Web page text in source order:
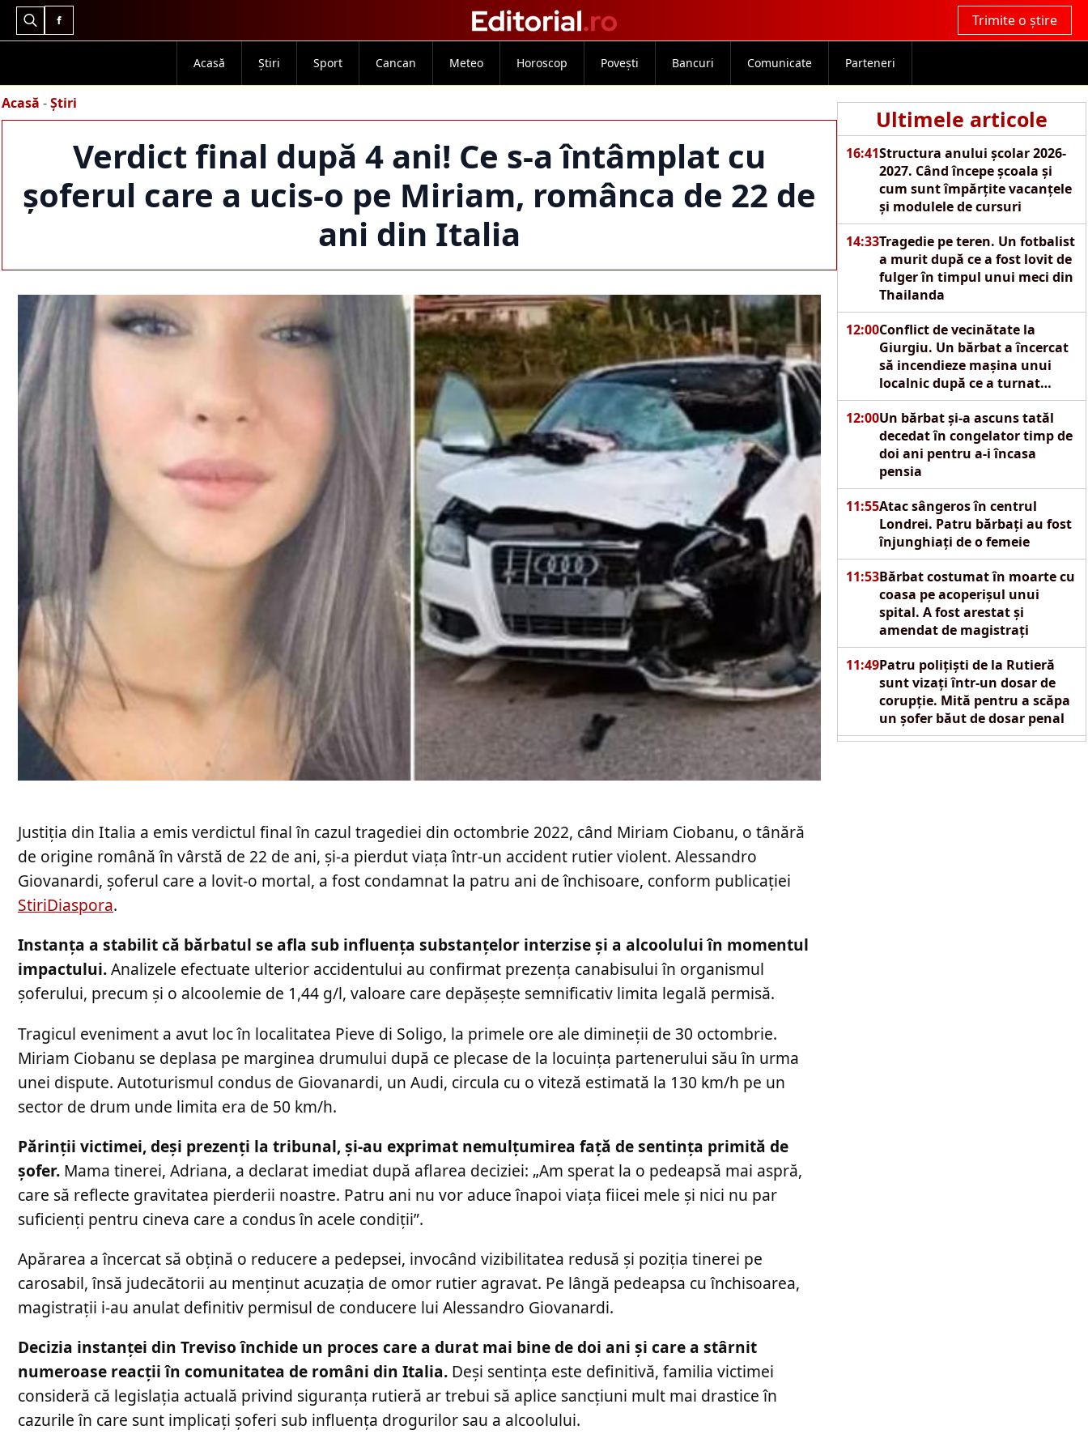
Search
Trimite o știre
Acasă Știri Sport Cancan Meteo Horoscop Povești Bancuri Comunicate Parteneri
Acasă -Știri
Verdict final după 4 ani! Ce s-a întâmplat cu
șoferul care a ucis-o pe Miriam, românca de 22 de
ani din Italia
Ultimele articole
16:41Structura anului școlar 2026-
2027. Când începe școala și
cum sunt împărțite vacanțele
și modulele de cursuri
14:33Tragedie pe teren. Un fotbalist
a murit după ce a fost lovit de
fulger în timpul unui meci din
Thailanda
12:00Conflict de vecinătate la
Giurgiu. Un bărbat a încercat
să incendieze mașina unui
localnic după ce a turnat
motorină pe autoturism
12:00Un bărbat și-a ascuns tatăl
decedat în congelator timp de
doi ani pentru a-i încasa
pensia
11:55Atac sângeros în centrul
Londrei. Patru bărbați au fost
înjunghiați de o femeie
11:53Bărbat costumat în moarte cu
coasa pe acoperișul unui
spital. A fost arestat și
amendat de magistrați
11:49Patru polițiști de la Rutieră
sunt vizați într-un dosar de
corupție. Mită pentru a scăpa
un șofer băut de dosar penal
Justiția din Italia a emis verdictul final în cazul tragediei din octombrie 2022, când Miriam Ciobanu, o tânără
de origine română în vârstă de 22 de ani, și-a pierdut viața într-un accident rutier violent. Alessandro
Giovanardi, șoferul care a lovit-o mortal, a fost condamnat la patru ani de închisoare, conform publicației
StiriDiaspora.
Instanța a stabilit că bărbatul se afla sub influența substanțelor interzise și a alcoolului în momentul
impactului.Analizele efectuate ulterior accidentului au confirmat prezența canabisului în organismul
șoferului, precum și o alcoolemie de 1,44 g/l, valoare care depășește semnificativ limita legală permisă.
Tragicul eveniment a avut loc în localitatea Pieve di Soligo, la primele ore ale dimineții de 30 octombrie.
Miriam Ciobanu se deplasa pe marginea drumului după ce plecase de la locuința partenerului său în urma
unei dispute. Autoturismul condus de Giovanardi, un Audi, circula cu o viteză estimată la 130 km/h pe un
sector de drum unde limita era de 50 km/h.
Părinții victimei, deși prezenți la tribunal, și-au exprimat nemulțumirea față de sentința primită de
șofer. Mama tinerei, Adriana, a declarat imediat după aflarea deciziei: „Am sperat la o pedeapsă mai aspră,
care să reflecte gravitatea pierderii noastre. Patru ani nu vor aduce înapoi viața fiicei mele și nici nu par
suficienți pentru cineva care a condus în acele condiții”.
Apărarea a încercat să obțină o reducere a pedepsei, invocând vizibilitatea redusă și poziția tinerei pe
carosabil, însă judecătorii au menținut acuzația de omor rutier agravat. Pe lângă pedeapsa cu închisoarea,
magistrații i-au anulat definitiv permisul de conducere lui Alessandro Giovanardi.
Decizia instanței din Treviso închide un proces care a durat mai bine de doi ani și care a stârnit
numeroase reacții în comunitatea de români din Italia. Deși sentința este definitivă, familia victimei
consideră că legislația actuală privind siguranța rutieră ar trebui să aplice sancțiuni mult mai drastice în
cazurile în care sunt implicați șoferi sub influența drogurilor sau a alcoolului.